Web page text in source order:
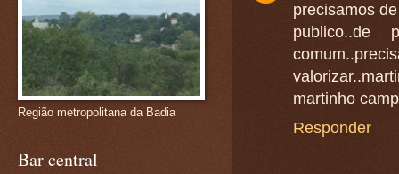
precisamos
publico..de
martinho
Responder
Região metropolitana da Badia
Bar central